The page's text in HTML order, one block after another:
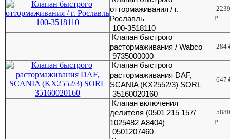
оттормаживания / г.
Рославль
100-3518110
₽
Клапан быстрого
растормаживания / Wabco
9735000000
284
Клапан быстрого
растормаживания DAF,
SCANIA (KX2552/3) SORL
35160020160
647
Клапан включения
делителя (0501 215 157/
1025482 A8404)
0501207460
₽